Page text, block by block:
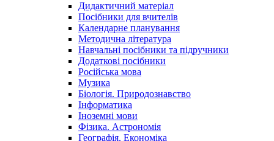
Дидактичний матеріал
Посібники для вчителів
Календарне планування
Методична література
Навчальні посібники та підручники
Додаткові посібники
Російська мова
Музика
Біологія. Природознавство
Інформатика
Іноземні мови
Фізика. Астрономія
Географія. Економіка